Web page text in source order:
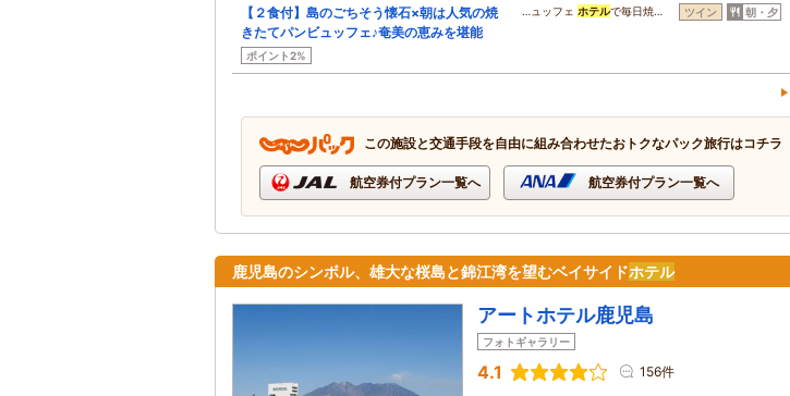
【２食付】島のごちそう懐石×朝は人気の焼
きたてパンビュッフェ♪奄美の恵みを堪能
ポイント2%
…ュッフェ ホテルで毎日焼… ツイン 朝・夕
この施設と交通手段を自由に組み合わせたおトクなパック旅行はコチラ
航空券付プラン一覧へ 航空券付プラン一覧へ
鹿児島のシンボル、雄大な桜島と錦江湾を望むベイサイドホテル
アートホテル鹿児島
フォトギャラリー
4.1 156件